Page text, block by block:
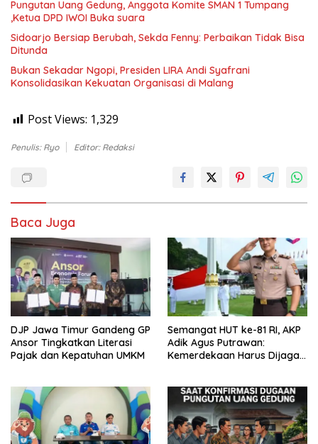
Pungutan Uang Gedung, Anggota Komite SMAN 1 Tumpang
,Ketua DPD IWOI Buka suara
Sidoarjo Bersiap Berubah, Sekda Fenny: Perbaikan Tidak Bisa
Ditunda
Bukan Sekadar Ngopi, Presiden LIRA Andi Syafrani
Konsolidasikan Kekuatan Organisasi di Malang
Post Views: 1,329
Penulis: Ryo Editor: Redaksi
Baca Juga
DJP Jawa Timur Gandeng GP
Ansor Tingkatkan Literasi
Pajak dan Kepatuhan UMKM
Semangat HUT ke-81 RI, AKP
Adik Agus Putrawan:
Kemerdekaan Harus Dijaga